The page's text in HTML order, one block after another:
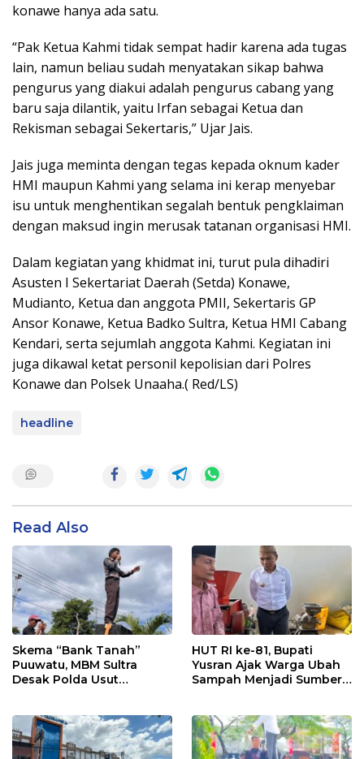
konawe hanya ada satu.
“Pak Ketua Kahmi tidak sempat hadir karena ada tugas
lain, namun beliau sudah menyatakan sikap bahwa
pengurus yang diakui adalah pengurus cabang yang
baru saja dilantik, yaitu Irfan sebagai Ketua dan
Rekisman sebagai Sekertaris,” Ujar Jais.
Jais juga meminta dengan tegas kepada oknum kader
HMI maupun Kahmi yang selama ini kerap menyebar
isu untuk menghentikan segalah bentuk pengklaiman
dengan maksud ingin merusak tatanan organisasi HMI.
Dalam kegiatan yang khidmat ini, turut pula dihadiri
Asusten I Sekertariat Daerah (Setda) Konawe,
Mudianto, Ketua dan anggota PMII, Sekertaris GP
Ansor Konawe, Ketua Badko Sultra, Ketua HMI Cabang
Kendari, serta sejumlah anggota Kahmi. Kegiatan ini
juga dikawal ketat personil kepolisian dari Polres
Konawe dan Polsek Unaaha.( Red/LS)
headline
Read Also
Skema “Bank Tanah”
Puuwatu, MBM Sultra
Desak Polda Usut
HUT RI ke-81, Bupati
Yusran Ajak Warga Ubah
Sampah Menjadi Sumber